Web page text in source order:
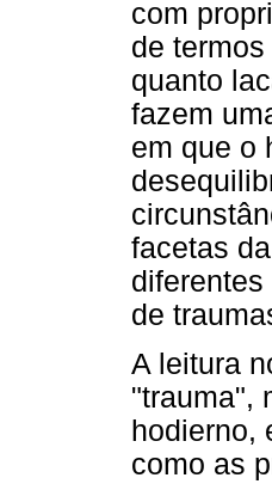
com
de
quanto
fazem
em que o
facetas
de
A leitura
"trauma",
hodierno,
como as